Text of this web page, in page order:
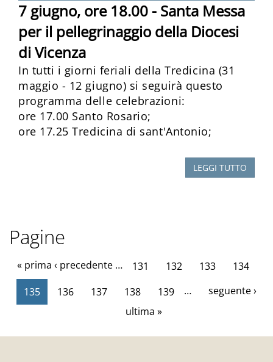
7 giugno, ore 18.00 - Santa Messa
per il pellegrinaggio della Diocesi
di Vicenza
In tutti i giorni feriali della Tredicina (31
maggio - 12 giugno) si seguirà questo
programma delle celebrazioni:
ore 17.00 Santo Rosario;
ore 17.25 Tredicina di sant'Antonio;
LEGGI TUTTO
Pagine
« prima ‹ precedente … 131 132 133
134
135
136 137 138 139 …
seguente ›
ultima »